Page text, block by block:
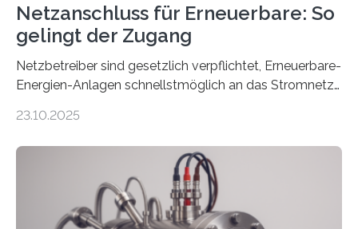
Netzanschluss für Erneuerbare: So
gelingt der Zugang
Netzbetreiber sind gesetzlich verpflichtet, Erneuerbare-
Energien-Anlagen schnellstmöglich an das Stromnetz
ermöglichen. Doch der dafür nötige Netzausbau hinkt
einem „Anschlussstau“. Die Stiftung
Umweltenergierecht hat den Rechtsrahmen in einem
neuen Bericht für die Praxis eingeordnet – inklusive der
Rolle von flexiblen Netzanschlussvereinbarungen. Der
23.10.2025